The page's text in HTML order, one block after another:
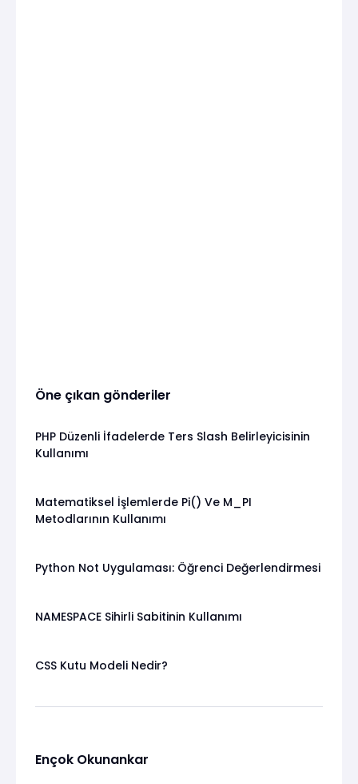
Öne çıkan gönderiler
PHP Düzenli İfadelerde Ters Slash Belirleyicisinin
Kullanımı
Matematiksel İşlemlerde Pi() Ve M_PI
Metodlarının Kullanımı
Python Not Uygulaması: Öğrenci Değerlendirmesi
NAMESPACE Sihirli Sabitinin Kullanımı
CSS Kutu Modeli Nedir?
Ençok Okunankar